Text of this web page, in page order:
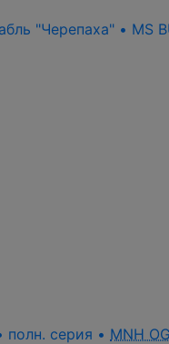
"Черепаха" • MS
полн. серия • MNH OG